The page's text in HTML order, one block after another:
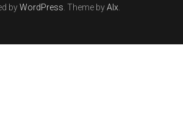
byWordPress . Theme byAlx